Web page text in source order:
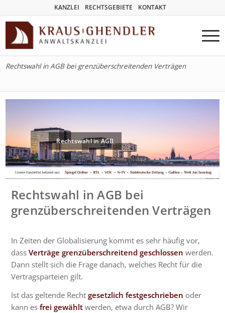
KANZLEI RECHTSGEBIETE KONTAKT
Rechtswahl in AGB bei grenzüberschreitenden Verträgen
Rechtswahl in AGB
Rechtswahl in AGB bei
grenzüberschreitenden Verträgen
In Zeiten der Globalisierung kommt es sehr häufig vor,
dass Verträge grenzüberschreitend geschlossen werden.
Dann stellt sich die Frage danach, welches Recht für die
Vertragsparteien gilt.
Ist das geltende Recht gesetzlich festgeschrieben oder
kann es frei gewähltwerden, etwa durch AGB? Wir